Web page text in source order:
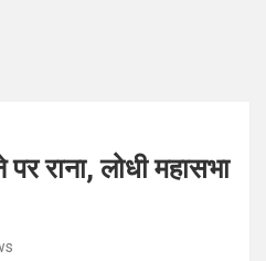
राना, लोधी महासभा